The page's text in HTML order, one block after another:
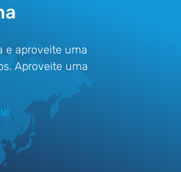
e aproveite uma
Aproveite uma